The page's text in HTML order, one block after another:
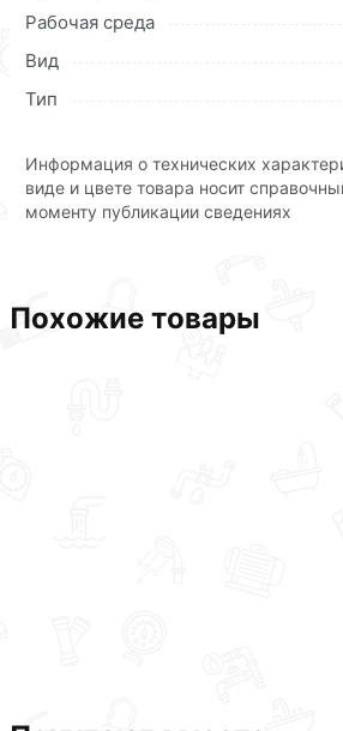
Рабочая среда
Вид
Тип
Информация о технических
виде и цвете товара носит
моменту публикации сведениях
Похожие товары